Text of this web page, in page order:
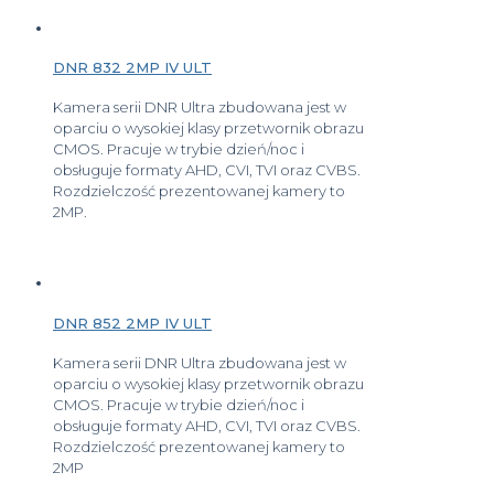
DNR 832 2MP IV ULT
Kamera serii DNR Ultra zbudowana jest w
oparciu o wysokiej klasy przetwornik obrazu
CMOS. Pracuje w trybie dzień/noc i
obsługuje formaty AHD, CVI, TVI oraz CVBS.
Rozdzielczość prezentowanej kamery to
2MP.
DNR 852 2MP IV ULT
Kamera serii DNR Ultra zbudowana jest w
oparciu o wysokiej klasy przetwornik obrazu
CMOS. Pracuje w trybie dzień/noc i
obsługuje formaty AHD, CVI, TVI oraz CVBS.
Rozdzielczość prezentowanej kamery to
2MP